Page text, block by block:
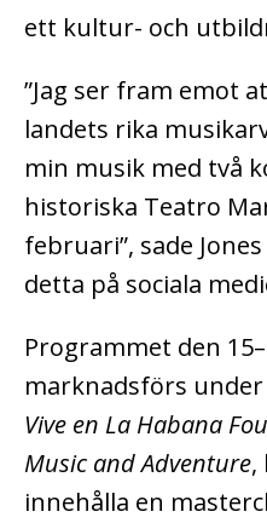
ett kultur- och
”Jag ser fram emot
landets rika
min musik med två
historiska Teatro
februari”, sade
detta på sociala
Programmet den
marknadsförs
Vive en La Habana
Music and Adventure,
innehålla en